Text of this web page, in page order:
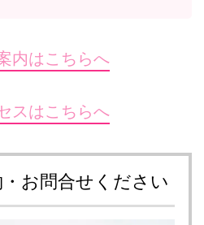
内はこちらへ
スはこちらへ
お問合せください